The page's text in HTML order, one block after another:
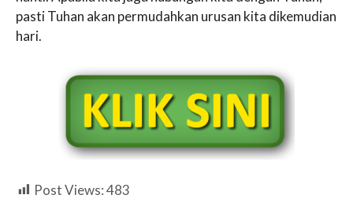
pasti Tuhan akan permudahkan urusan kita dikemudian
hari.
Post Views:483